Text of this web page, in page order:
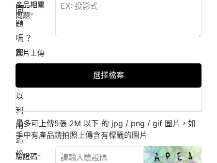
問
題
嗎？
您
都
以
利
用
這
份
產品相關
問題
圖片上傳
選擇檔案
最多可上傳5張 2M 以下 的 jpg / png / gif 圖片，如
手中有產品請拍照上傳含有標籤的圖片
驗證碼